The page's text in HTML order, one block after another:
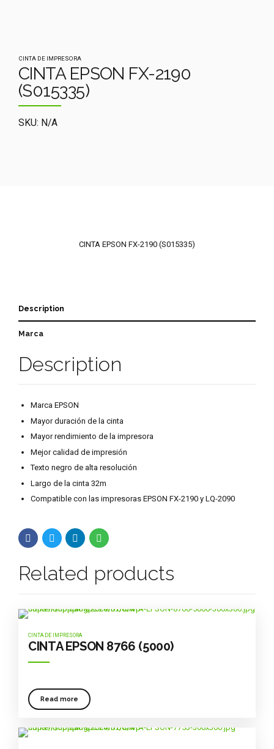
CINTA DE IMPRESORA
CINTA EPSON FX-2190
(S015335)
SKU: N/A
CINTA EPSON FX-2190 (S015335)
Description
Marca
Description
Marca EPSON
Mayor duración de la cinta
Mayor rendimiento de la impresora
Mejor calidad de impresión
Texto negro de alta resolución
Largo de la cinta 32m
Compatible con las impresoras EPSON FX-2190 y LQ-2090
Related products
CINTA DE IMPRESORA
CINTA EPSON 8766 (5000)
Read more